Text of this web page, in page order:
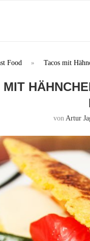
Food » Tacos mit
MIT
von Artur